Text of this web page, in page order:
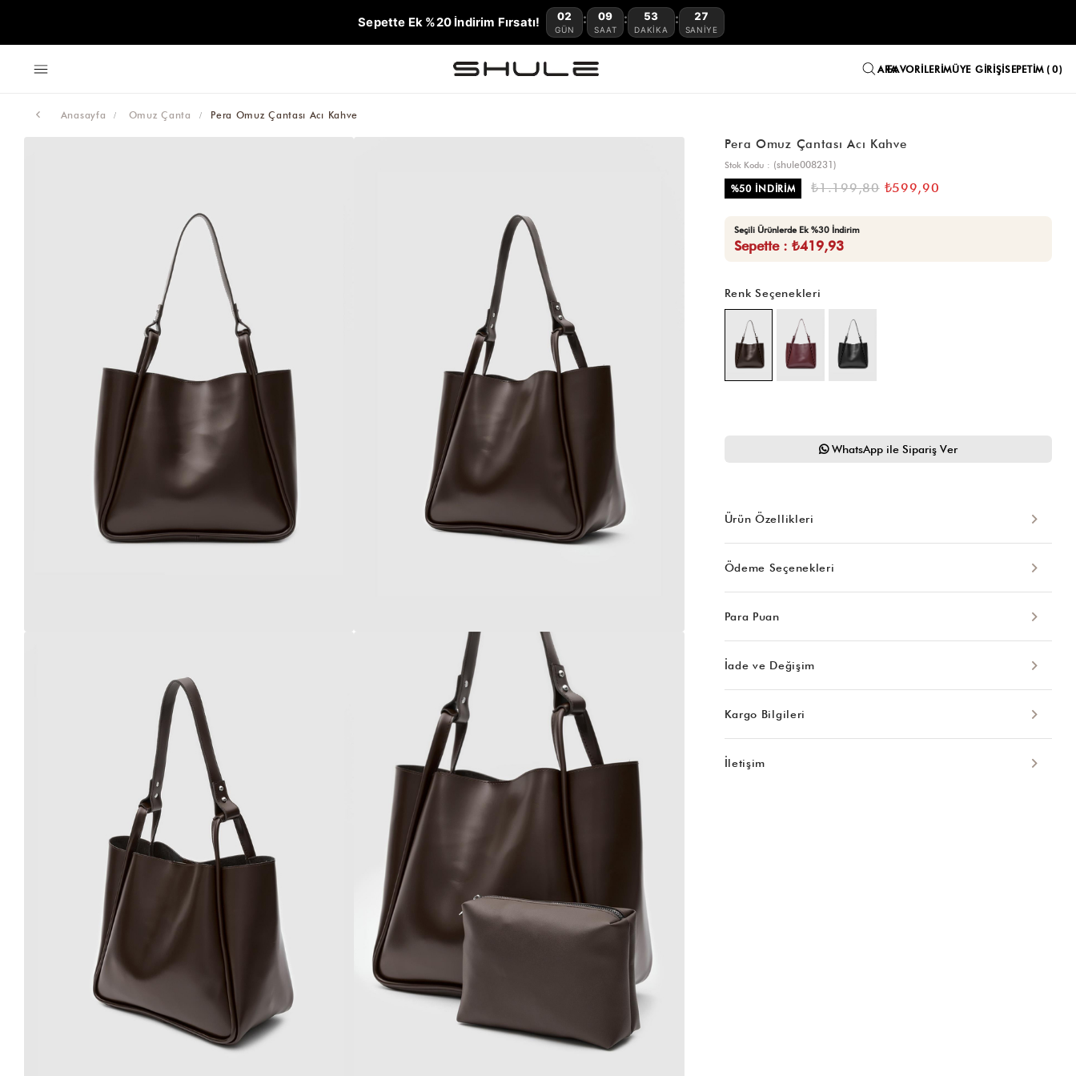
Sepette Ek %20 İndirim Fırsatı! 02
GÜN
: 09
SAAT
: 53
DAKIKA
: 26
SANIYE
FAVORILERIMÜYE GIRIŞISEPETIM 0
Anasayfa Omuz Çanta Pera Omuz Çantası Acı Kahve
Pera Omuz Çantası Acı Kahve
Stok Kodu
(shule008231)
%50İNDIRIM ₺1.199,80 ₺599,90
Seçili Ürünlerde Ek %30 İndirim
Sepette : ₺419,93
Renk Seçenekleri
WhatsApp ile Sipariş Ver
Ürün Özellikleri
Ödeme Seçenekleri
Para Puan
İade ve Değişim
Kargo Bilgileri
İletişim